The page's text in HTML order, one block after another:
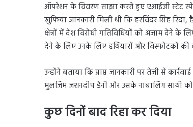
ऑपरेशन के विवरण साझा करते हुए एआईजी स्टेट
खुफिया जानकारी मिली थी कि हरविंदर सिंह
क्षेत्रों में देश विरोधी गतिविधियों को अंजाम देने
देने के लिए उनके लिए हथियारों और विस्फोटकों की
उन्होंने बताया कि प्राप्त जानकारी पर तेजी से
मुलजिम जशनदीप डैनी और उसके नाबालिग साथी को
कुछ दिनों बाद रिहा कर दिया